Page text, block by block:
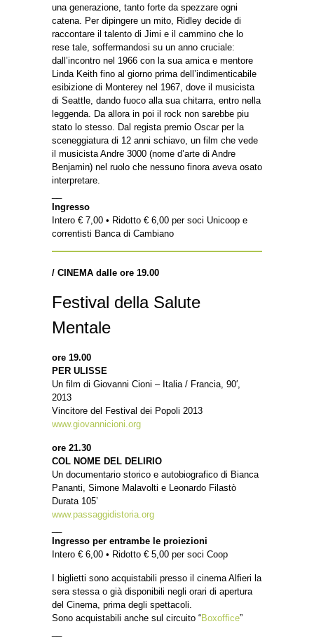
una generazione, tanto forte da spezzare ogni
catena. Per dipingere un mito, Ridley decide di
raccontare il talento di Jimi e il cammino che lo
rese tale, soffermandosi su un anno cruciale:
dall’incontro nel 1966 con la sua amica e mentore
Linda Keith fino al giorno prima dell’indimenticabile
esibizione di Monterey nel 1967, dove il musicista
di Seattle, dando fuoco alla sua chitarra, entro nella
leggenda. Da allora in poi il rock non sarebbe piu
stato lo stesso. Dal regista premio Oscar per la
sceneggiatura di 12 anni schiavo, un film che vede
il musicista Andre 3000 (nome d’arte di Andre
Benjamin) nel ruolo che nessuno finora aveva osato
interpretare.
Ingresso
Intero € 7,00 • Ridotto € 6,00 per soci Unicoop e
correntisti Banca di Cambiano
/ CINEMA dalle ore 19.00
Festival della Salute
Mentale
ore 19.00
PER ULISSE
Un film di Giovanni Cioni – Italia / Francia, 90′,
2013
Vincitore del Festival dei Popoli 2013
www.giovannicioni.org
ore 21.30
COL NOME DEL DELIRIO
Un documentario storico e autobiografico di Bianca
Pananti, Simone Malavolti e Leonardo Filastò
Durata 105’
www.passaggidistoria.org
Ingresso per entrambe le proiezioni
Intero € 6,00 • Ridotto € 5,00 per soci Coop
I biglietti sono acquistabili presso il cinema Alfieri la
sera stessa o già disponibili negli orari di apertura
del Cinema, prima degli spettacoli.
Sono acquistabili anche sul circuito “Boxoffice”